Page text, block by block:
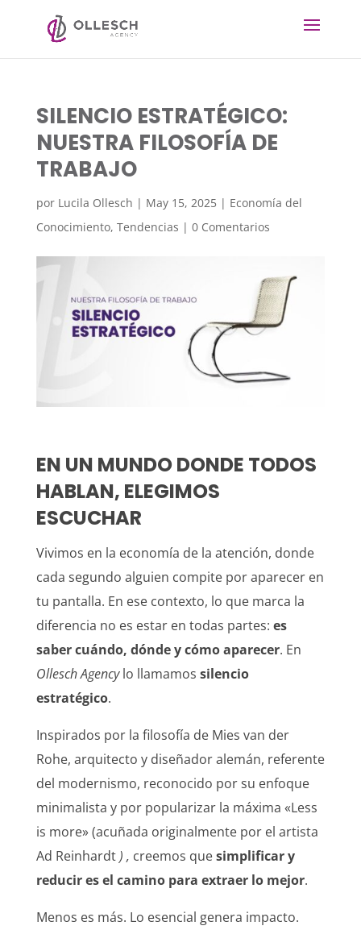
SILENCIO ESTRATÉGICO:
NUESTRA FILOSOFÍA DE
TRABAJO
por Lucila Ollesch | May 15, 2025| Economía del
Conocimiento, Tendencias | 0 Comentarios
EN UN MUNDO DONDE TODOS
HABLAN, ELEGIMOS
ESCUCHAR
Vivimos en la economía de la atención, donde
cada segundo alguien compite por aparecer en
tu pantalla. En ese contexto, lo que marca la
diferencia no es estar en todas partes: es
sabercuándo, dónde y cómo aparecer. En
Ollesch Agencylo llamamos silencio
estratégico.
Inspirados por la filosofía de Mies van der
Rohe, arquitecto y diseñador alemán, referente
del modernismo, reconocido por su enfoque
minimalista y por popularizar la máxima «Less
is more» (acuñada originalmente por el artista
Ad Reinhardt) , creemos quesimplificar y
reducir es el camino para extraer lo mejor.
Menos es más. Lo esencial genera impacto.